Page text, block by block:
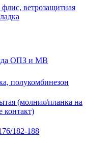
флис, ветрозащитная
ОПЗ и МВ
полукомбинезон
(молния/планка на
контакт)
182-188